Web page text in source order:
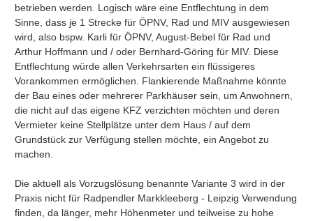
betrieben werden. Logisch wäre eine Entflechtung in dem
Sinne, dass je 1 Strecke für ÖPNV, Rad und MIV ausgewiesen
wird, also bspw. Karli für ÖPNV, August-Bebel für Rad und
Arthur Hoffmann und / oder Bernhard-Göring für MIV. Diese
Entflechtung würde allen Verkehrsarten ein flüssigeres
Vorankommen ermöglichen. Flankierende Maßnahme könnte
der Bau eines oder mehrerer Parkhäuser sein, um Anwohnern,
die nicht auf das eigene KFZ verzichten möchten und deren
Vermieter keine Stellplätze unter dem Haus / auf dem
Grundstück zur Verfügung stellen möchte, ein Angebot zu
machen.
Die aktuell als Vorzugslösung benannte Variante 3 wird in der
Praxis nicht für Radpendler Markkleeberg - Leipzig Verwendung
finden, da länger, mehr Höhenmeter und teilweise zu hohe